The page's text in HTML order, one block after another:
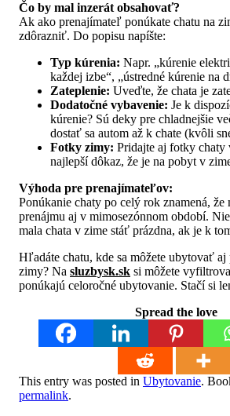
Čo by mal inzerát obsahovať?
Ak ako prenajímateľ ponúkate chatu na
zdôrazniť. Do popisu napíšte:
Typ kúrenia: Napr. „kúrenie
každej izbe“, „ústredné kúrenie na
Zateplenie: Uveďte, že chata je
Dodatočné vybavenie: Je k
kúrenie? Sú deky pre chladnejšie
dostať sa autom až k chate (kvôli
Fotky zimy: Pridajte aj fotky chaty
najlepší dôkaz, že je na pobyt v
Výhoda pre prenajímateľov:
Ponúkanie chaty po celý rok znamená,
prenájmu aj v mimosezónnom období.
mala chata v zime stáť prázdna, ak je k
Hľadáte chatu, kde sa môžete ubytovať aj
zimy? Na sluzbysk.sk si môžete
ponúkajú celoročné ubytovanie. Stačí si
Spread the love
This entry was posted in Ubytovanie.
permalink.